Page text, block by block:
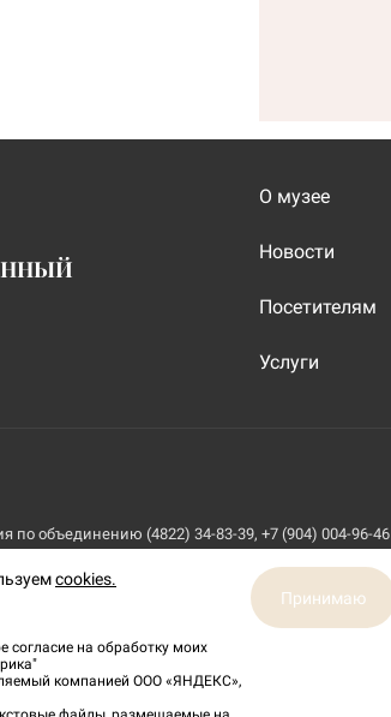
О музее
Новости
Посетителям
Услуги
по объединению (4822) 34-83-39, +7 (904) 004-96-46
cookies.
на обработку моих
компанией ООО «ЯНДЕКС»,
Принимаю